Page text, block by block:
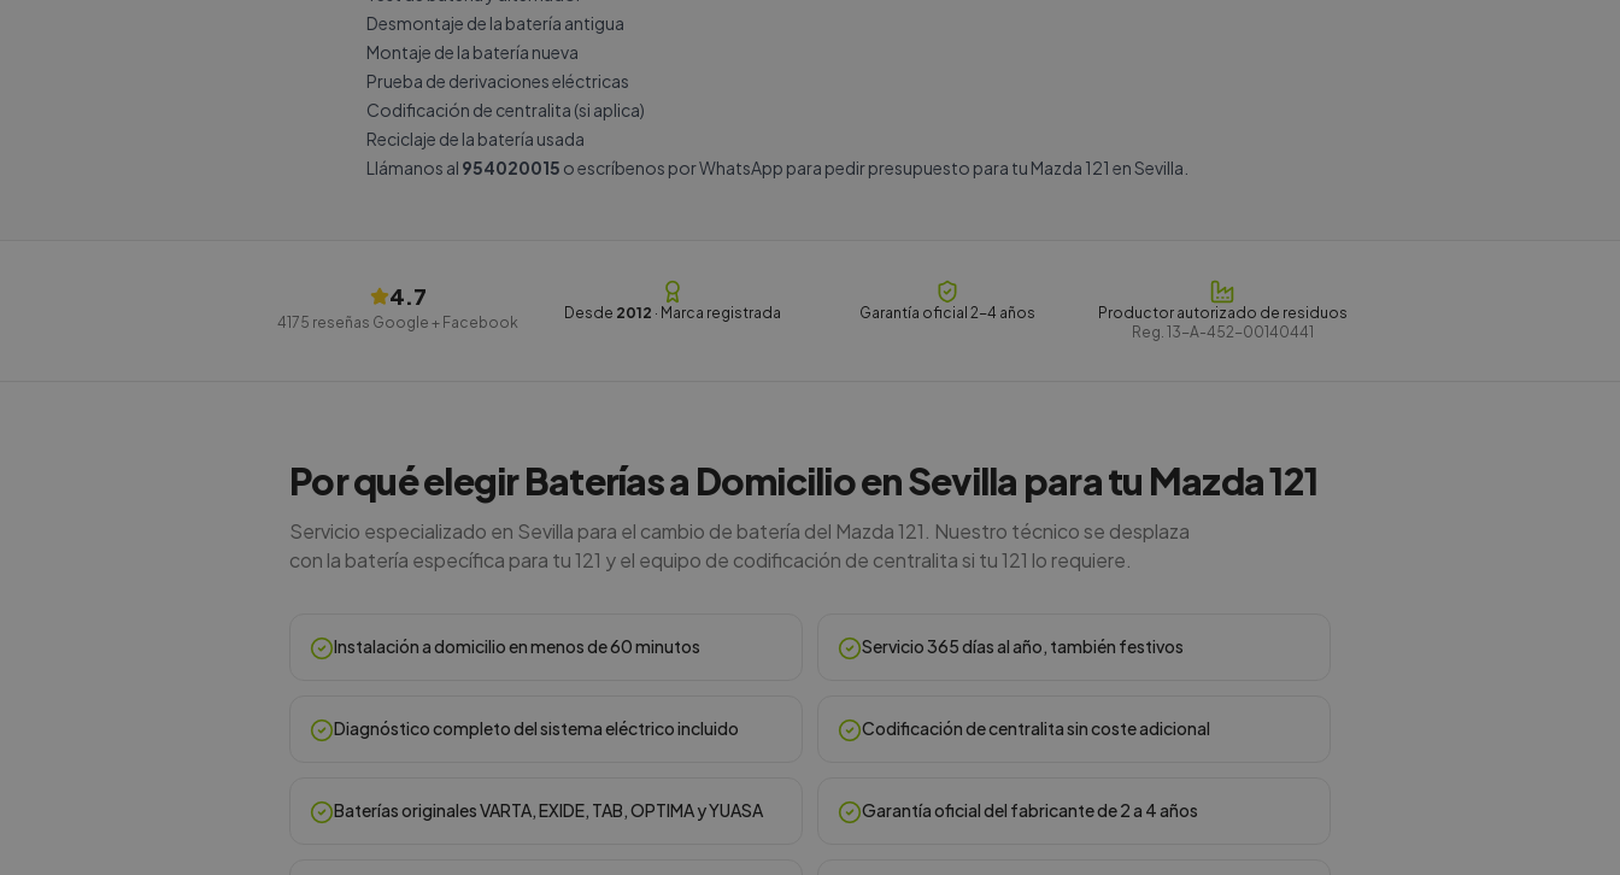
Desmontaje de la batería antigua
Montaje de la batería nueva
Prueba de derivaciones eléctricas
Codificación de centralita (si aplica)
Reciclaje de la batería usada
Llámanos al 954020015 o escríbenos porWhatsApp para pedir presupuesto para tu Mazda 121 en Sevilla.
4.7
4175 reseñas Google + Facebook
Desde 2012 · Marca registrada Garantía oficial 2-4 años
Productor autorizado de residuos
Reg. 13-A-452-00140441
Por qué elegir Baterías a Domicilio en Sevilla para tu Mazda 121
Servicio especializado en Sevilla para el cambio de batería del Mazda 121. Nuestro técnico se desplaza
con la batería específica para tu 121 y el equipo de codificación de centralita si tu 121 lo requiere.
Instalación a domicilio en menos de 60 minutos Servicio 365 días al año, también festivos
Diagnóstico completo del sistema eléctrico incluido Codificación de centralita sin coste adicional
Baterías originales VARTA, EXIDE, TAB, OPTIMA y YUASA Garantía oficial del fabricante de 2 a 4 años